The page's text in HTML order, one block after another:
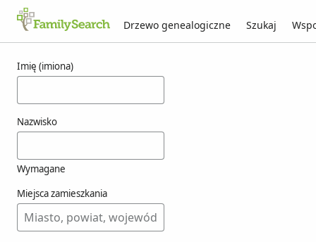
Drzewo genealogiczne Szukaj
Imię (imiona)
Nazwisko
Wymagane
Miejsca zamieszkania